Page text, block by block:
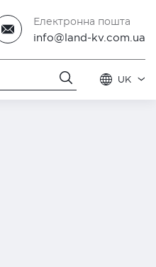
Електронна пошта
info@land-kv.com.ua
UK